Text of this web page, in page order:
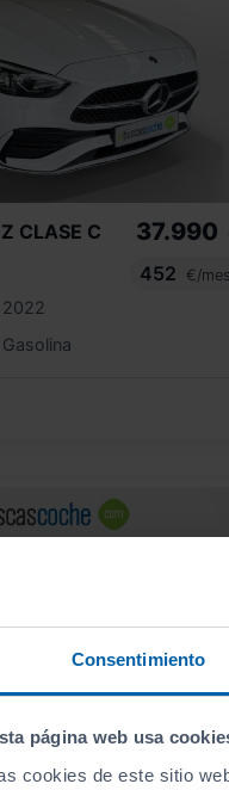
Consentimiento
página web usa
cookies de este sitio
CLASE C
2022
Gasolina
37.990
452
€/mes